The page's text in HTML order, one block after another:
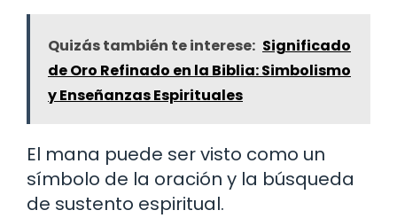
Quizás también te interese: Significado
de Oro Refinado en la Biblia: Simbolismo
y Enseñanzas Espirituales
El mana puede ser visto como un
símbolo de la oración y la búsqueda
de sustento espiritual.